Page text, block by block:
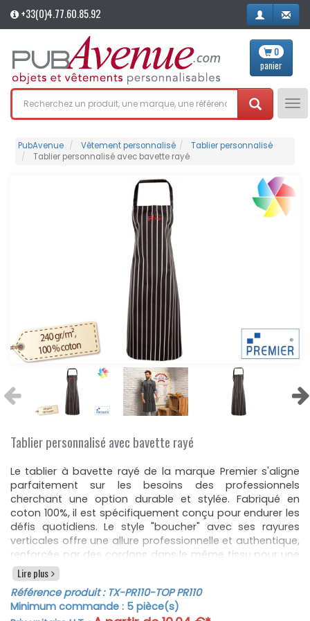
+33(0)4.77.60.85.92
0
panier
PubAvenue Vêtement personnalisé
Tablier personnalisé
Tablier personnalisé avec bavette rayé
Tablier personnalisé avec bavette rayé
Le tablier à bavette rayé de la marque Premier s'aligne
parfaitement sur les besoins des professionnels
cherchant une option durable et stylée. Fabriqué en
coton 100%, il est spécifiquement conçu pour endurer les
défis quotidiens. Le style "boucher" avec ses rayures
verticales offre une allure professionnelle et authentique,
renforcée par des cordons dans le même tissu pour une
finition élégante. Il présente une largeur de 72 cm et une
longueur à partir de la taille de 71 cm, assurant ainsi une
couverture maximale et une protection supérieure pour
vos vêtements, avec une longueur totale de 101 cm pour
Lire plus
Référence produit : TX-PR110-TOP PR110
Minimum commande : 5 pièce(s)